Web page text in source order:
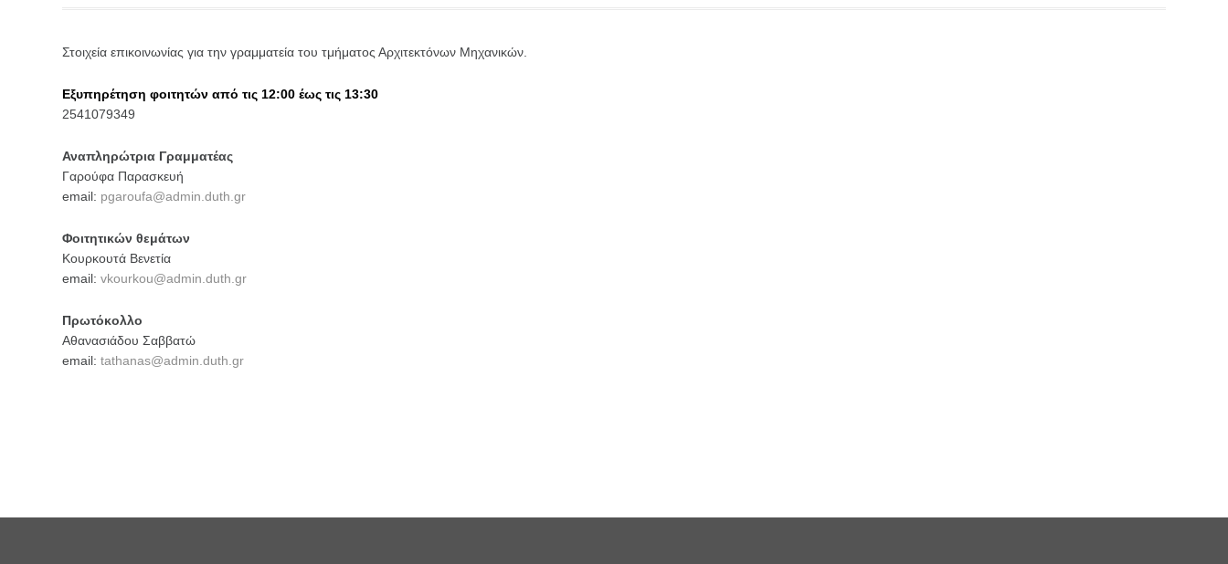
Στοιχεία επικοινωνίας για την γραμματεία του τμήματος Αρχιτεκτόνων Μηχανικών.
Εξυπηρέτηση φοιτητών από τις 12:00 έως τις 13:30
2541079349
Αναπληρώτρια Γραμματέας
Γαρούφα Παρασκευή
email: pgaroufa@admin.duth.gr
Φοιτητικών θεμάτων
Κουρκουτά Βενετία
email:vkourkou@admin.duth.gr
Πρωτόκολλο
Αθανασιάδου Σαββατώ
email:tathanas@admin.duth.gr